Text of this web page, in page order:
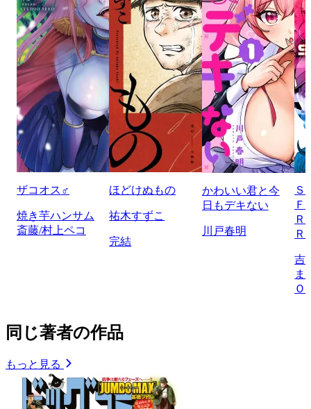
ザコオス♂
焼き芋ハンサム
斎藤/村上ペコ
ほどけぬもの
祐木すずこ
完結
かわいい君と今
日もデキない
川戸春明
Ｆ
Ｒ
吉
ま
Ｏ
同じ著者の作品
もっと見る